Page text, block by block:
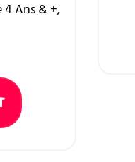
4 Ans & +,